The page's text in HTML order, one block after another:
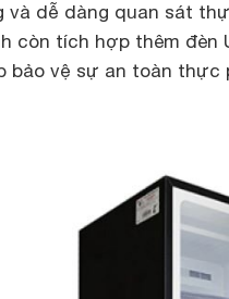
và dễ dàng quan sát
còn tích hợp thêm đèn
bảo vệ sự an toàn thực